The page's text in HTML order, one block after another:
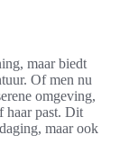
maar biedt
Of men nu
omgeving,
haar past. Dit
maar ook